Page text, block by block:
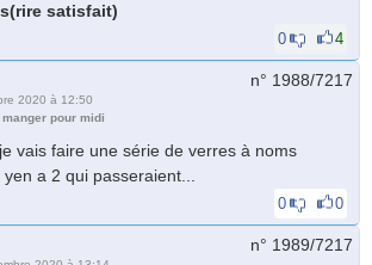
satisfait)
0 4
2020 à 12:50
pour midi
n° 1988/7217
vais faire une série de verres à noms
a 2 qui passeraient...
0 0
n° 1989/7217